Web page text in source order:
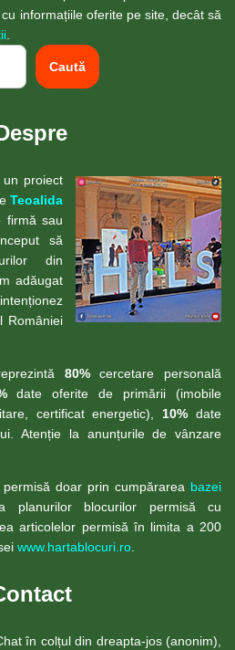
informațiile oferite pe site, decât să
Caută
proiect
Teoalida
firmă sau
să
din
adăugat
României
80%cercetare personală
date oferite de primării (imobile
certificat energetic), 10% date
Atenție la anunțurile de vânzare
doar prin cumpărarea bazei
planurilor blocurilor permisă cu
articolelor permisă în limita a 200
www.hartablocuri.ro
în colțul din dreapta-jos (anonim),